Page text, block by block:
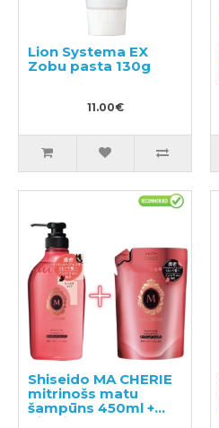
Lion Systema EX
Zobu pasta 130g
11.00€
Shiseido MA CHERIE
mitrinošs matu
šampūns 450ml +
pildviela 380ml